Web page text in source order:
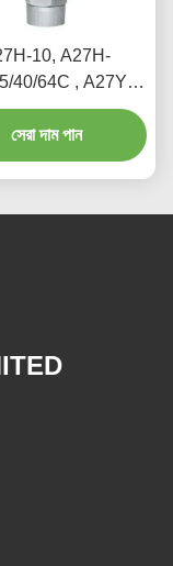
10, A27H-
40/64C , A27Y
loaded low lift
valve for
and piping
সেরা দাম পান